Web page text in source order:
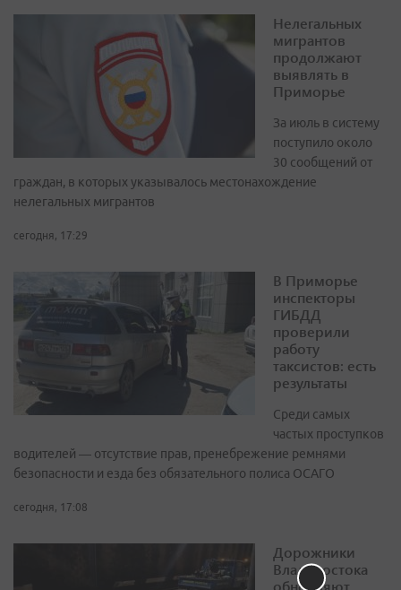
Нелегальных
мигрантов
продолжают
выявлять в
Приморье
За июль в систему
поступило около
30 сообщений от
граждан, в которых указывалось местонахождение
нелегальных мигрантов
сегодня, 17:29
В Приморье
инспекторы
ГИБДД
проверили
работу
таксистов: есть
результаты
Среди самых
частых проступков
водителей — отсутствие прав, пренебрежение ремнями
безопасности и езда без обязательного полиса ОСАГО
сегодня, 17:08
Дорожники
Владивостока